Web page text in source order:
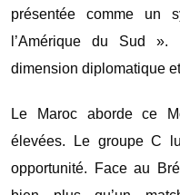
présentée comme un
l’Amérique du Sud
dimension diplomatique
Le Maroc aborde ce
élevées. Le groupe C
opportunité. Face au